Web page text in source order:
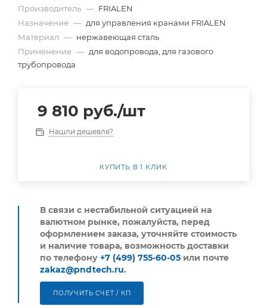
Производитель — FRIALEN
Назначение — для управления кранами FRIALEN
Материал — нержавеющая сталь
Применение — для водопровода, для газового
трубопровода
9 810 руб./шт
Нашли дешевле?
КУПИТЬ В 1 КЛИК
В связи с нестабильной ситуацией на
валютном рынке, пожалуйста, перед
оформлением заказа, уточняйте стоимость
и наличие товара, возможность доставки
по телефону +7 (499) 755-60-05 или почте
zakaz@pndtech.ru.
ПОЛУЧИТЬ СЧЕТ / КП